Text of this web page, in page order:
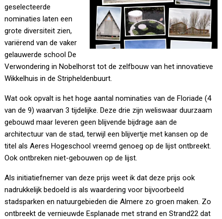
geselecteerde
nominaties laten een
grote diversiteit zien,
variërend van de vaker
gelauwerde school De
Verwondering in Nobelhorst tot de zelfbouw van het innovatieve
Wikkelhuis in de Stripheldenbuurt.
Wat ook opvalt is het hoge aantal nominaties van de Floriade (4
van de 9) waarvan 3 tijdelijke. Deze drie zijn weliswaar duurzaam
gebouwd maar leveren geen blijvende bijdrage aan de
architectuur van de stad, terwijl een blijvertje met kansen op de
titel als Aeres Hogeschool vreemd genoeg op de lijst ontbreekt.
Ook ontbreken niet-gebouwen op de lijst.
Als initiatiefnemer van deze prijs weet ik dat deze prijs ook
nadrukkelijk bedoeld is als waardering voor bijvoorbeeld
stadsparken en natuurgebieden die Almere zo groen maken. Zo
ontbreekt de vernieuwde Esplanade met strand en Strand22 dat